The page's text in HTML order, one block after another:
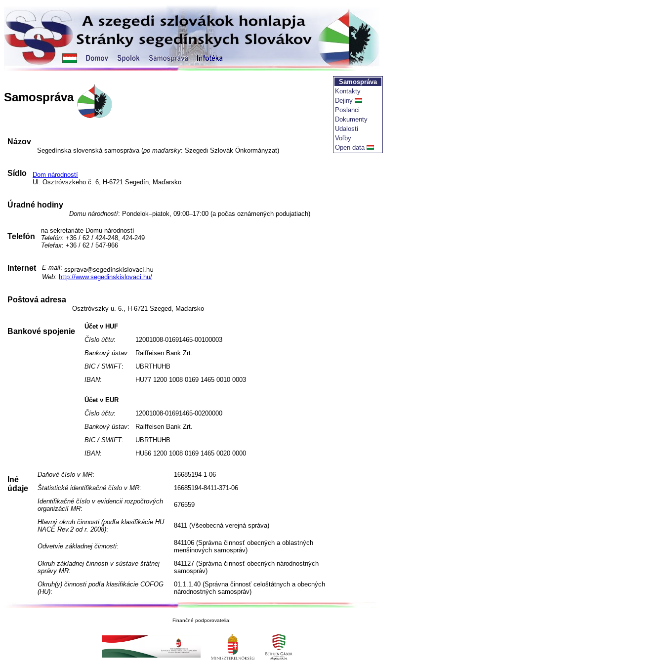
Samospráva
Názov
Segedínska slovenská samospráva (po maďarsky: Szegedi Szlovák Önkormányzat)
Sídlo
Dom národností
Ul. Osztróvszkeho č. 6, H-6721 Segedín, Maďarsko
Úradné hodiny
Domu národností: Pondelok–piatok, 09:00–17:00 (a počas oznámených podujatiach)
Telefón
na sekretariáte Domu národností
Telefón: +36 / 62 / 424-248, 424-249
Telefax: +36 / 62 / 547-966
Internet E-mail:
Web: http://www.segedinskislovaci.hu/
Poštová adresa
Osztróvszky u. 6., H-6721 Szeged, Maďarsko
Bankové spojenie
Účet v HUF
Číslo účtu:
12001008-01691465-00100003
Bankový ústav:
Raiffeisen Bank Zrt.
BIC / SWIFT:
UBRTHUHB
IBAN: HU77 1200 1008 0169 1465 0010 0003
Účet v EUR
Číslo účtu:
12001008-01691465-00200000
Bankový ústav:
Raiffeisen Bank Zrt.
BIC / SWIFT:
UBRTHUHB
IBAN: HU56 1200 1008 0169 1465 0020 0000
Iné
údaje
Daňové číslo v MR:
16685194-1-06
Štatistické identifikačné číslo v MR:
16685194-8411-371-06
Identifikačné číslo v evidencii rozpočtových
organizácií MR:
676559
Hlavný okruh činnosti (podľa klasifikácie HU
NACE Rev.2 od r. 2008):
8411 (Všeobecná verejná správa)
Odvetvie základnej činnosti:
841106 (Správna činnosť obecných a oblastných
menšinových samospráv)
Okruh základnej činnosti v sústave štátnej
správy MR:
841127 (Správna činnosť obecných národnostných
samospráv)
Okruh(y) činnosti podľa klasifikácie COFOG
(HU):
01.1.1.40 (Správna činnosť celoštátnych a obecných
národnostných samospráv)
Samospráva
Kontakty
Dejiny
Poslanci
Dokumenty
Udalosti
Voľby
Open data
Finančné podporovatelia: